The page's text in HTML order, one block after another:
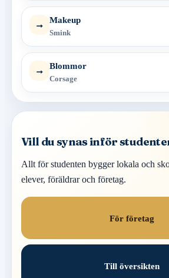
→ Makeup
Smink
→ Blommor
Corsage
Vill du synas inför
Allt för studenten bygger lokala och
elever, föräldrar och företag.
För företag
Till översikten